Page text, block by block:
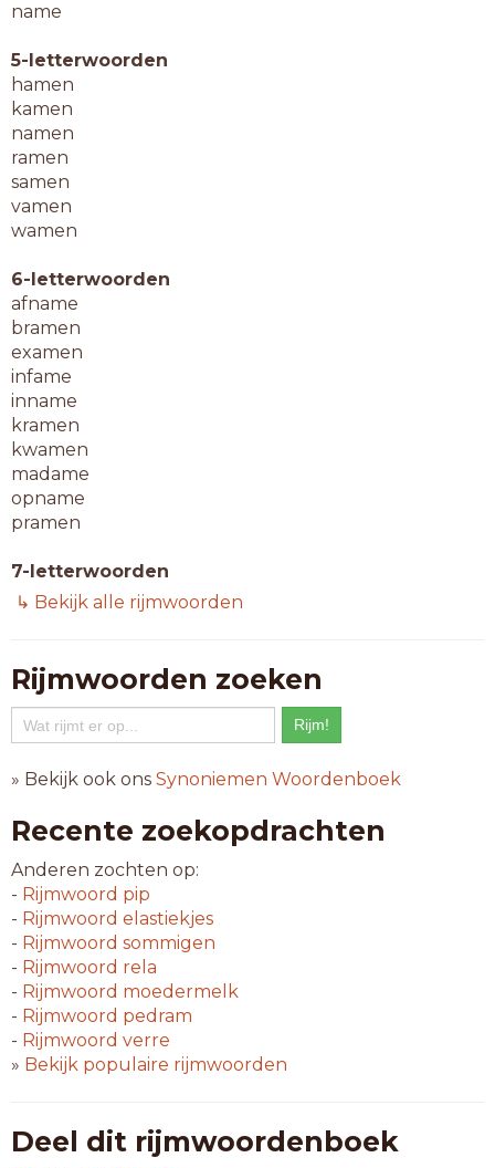
name
5-letterwoorden
hamen
kamen
namen
ramen
samen
vamen
wamen
6-letterwoorden
afname
bramen
examen
infame
inname
kramen
kwamen
madame
opname
pramen
7-letterwoorden
aanname
benamen
beramen
betamen
eenzame
eerzame
eredame
innamen
inramen
makamen
minzame
omvamen
opnamen
reclame
redzame
schamen
tezamen
8-letterwoorden
↳ Bekijk alle rijmwoorden
Rijmwoorden zoeken
» Bekijk ook ons Synoniemen Woordenboek
Recente zoekopdrachten
Anderen zochten op:
- Rijmwoord pip
- Rijmwoord elastiekjes
- Rijmwoord sommigen
- Rijmwoord rela
- Rijmwoord moedermelk
- Rijmwoord pedram
- Rijmwoord verre
» Bekijk populaire rijmwoorden
Deel dit rijmwoordenboek